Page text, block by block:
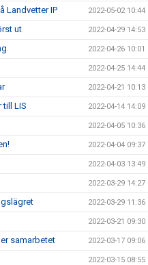
Landvetter IP 2022-05-02 10:44
ut 2022-04-29 14:53
2022-04-26 10:01
2022-04-25 14:44
2022-04-21 10:13
till LIS 2022-04-14 14:09
2022-04-05 10:36
2022-04-04 09:37
2022-04-03 13:49
2022-03-29 14:27
2022-03-29 11:36
2022-03-21 09:30
samarbetet 2022-03-17 09:06
2022-03-15 08:55